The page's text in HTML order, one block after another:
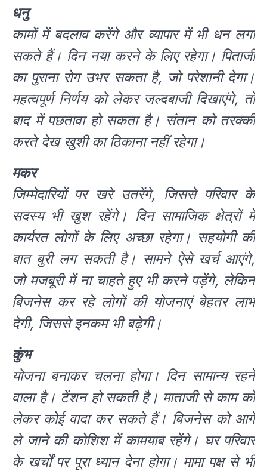
धनु
कामों में बदलाव करेंगे और व्यापार में भी धन लगा
सकते हैं। दिन नया करने के लिए रहेगा। पिताजी
का पुराना रोग उभर सकता है, जो परेशानी देगा।
महत्वपूर्ण निर्णय को लेकर जल्दबाजी दिखाएंगे, तो
बाद में पछतावा हो सकता है। संतान को तरक्की
करते देख खुशी का ठिकाना नहीं रहेगा।
मकर
जिम्मेदारियों पर खरे उतरेंगे, जिससे परिवार के
सदस्य भी खुश रहेंगे। दिन सामाजिक क्षेत्रों में
कार्यरत लोगों के लिए अच्छा रहेगा। सहयोगी की
बात बुरी लग सकती है। सामने ऐसे खर्च आएंगे,
जो मजबूरी में ना चाहते हुए भी करने पड़ेंगे, लेकिन
बिजनेस कर रहे लोगों की योजनाएं बेहतर लाभ
देगी, जिससे इनकम भी बढ़ेगी।
कुंभ
योजना बनाकर चलना होगा। दिन सामान्य रहने
वाला है। टेंशन हो सकती है। माताजी से काम को
लेकर कोई वादा कर सकते हैं। बिजनेस को आगे
ले जाने की कोशिश में कामयाब रहेंगे। घर परिवार
के खर्चों पर पूरा ध्यान देना होगा। मामा पक्ष से भी